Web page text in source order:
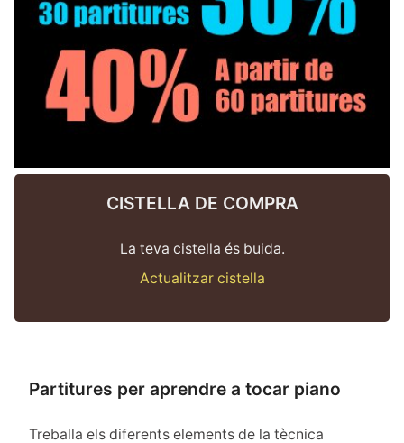
CISTELLA DE COMPRA
La teva cistella és buida.
Actualitzar cistella
Partitures per aprendre a tocar piano
Treballa els diferents elements de la tècnica